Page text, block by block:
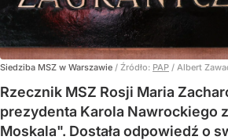
Siedziba MSZ w Warszawie / Źródło: PAP / Albert
Rzecznik MSZ Rosji Maria
prezydenta Karola Nawrockiego
Moskala". Dostała odpowiedź o